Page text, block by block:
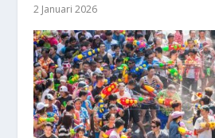
2 Januari 2026